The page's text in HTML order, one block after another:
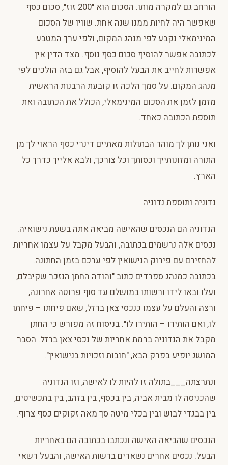
הורחב גם למקרה מותו. הסכום הוא "200 זוז", סכום כסף
שאפשר היה לחיות ממנו שנה אחת. שוויו של הסכום
המינימאלי נקבע לפי מנהג המקום, ולפי ערך המטבע.
לכתובה אפשר להוסיף סכום כסף נוסף. מצד הדין אין
אפשרות לחייב את הבעל להוסיף, אבל גם בזה הולכים לפי
מנהג המקום. על סמך הלכה זו קובעת הרבנות הראשית
מזמן לזמן את הסכום המינימאלי, הכולל את הכתובה ואת
תוספת הכתובה כאחד.
ואני נותן לך מוהר הבתולות מאתיים דינרי כסף הראוי לך מן
התורה ומזונותייך וכסותך וכל צורכך, ולבא אלייך כדרך כל
הארץ.
נדוניה ותוספת נדוניה
הנדוניה הם הנכסים שהאישה מביאה אתה בשעת נישואיה.
נכסים אלה נרשמים בכתובה, והבעל מקבל על עצמו אחריות
להחזירם עם פירוק הנישואין לפי ערכם בזמן החתונה.
בכתובה כמנהג ספרדים כתוב "והודה החתן הנזכר שקיבלם,
ועלו ובאו לידו ורשותו במושלם עד סוף פרוטה אחרונה,
ורצה והעלם על עצמו כנכסי צאן ברזל, שאם פיחתו – פיחתו
לו, ואם הותירו – הותירו לו". בניסוח זה מפורש כי החתן
מקבל את הנדוניה ברמת אחריות של נכסי צאן ברזל. הסבר
המושג יופיע בפרק הבא, "חובות וזכויות בנישואין".
ונתרצתה___בתולה זו להיות לו לאישה, וזו הנדוניה
שהכניסה לו מבית אביה, בין בכסף, בין בזהב, בין בתכשיטים,
בין בבגדי לבוש ובין בכלי מיטה סך מאה זקוקים כסף צרוף.
הנכסים שהביאה האישה ונכתבו בכתובה הם באחריות
הבעל. נכסים אחרים נשארים ברשות האישה, והבעל רשאי